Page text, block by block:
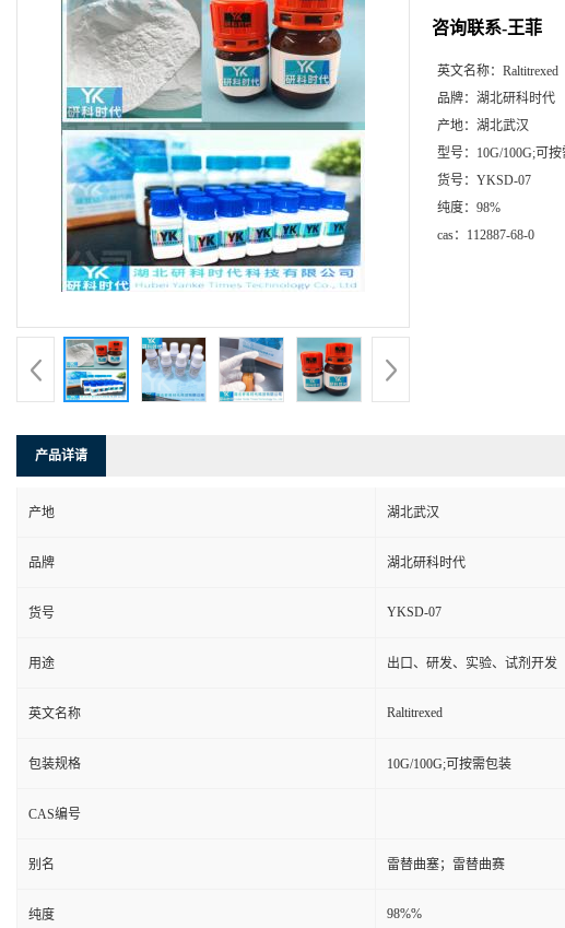
咨询联系-王菲
英文名称： Raltitrexed
品牌： 湖北研科时代
产地： 湖北武汉
型号： 10G/100G;可
货号： YKSD-07
纯度： 98%
cas： 112887-68-0
产品详请
产地 湖北武汉
品牌 湖北研科时代
货号 YKSD-07
用途 出口、研发、实验、试剂开发
英文名称 Raltitrexed
包装规格 10G/100G;可按需包装
CAS编号
别名 雷替曲塞；雷替曲赛
纯度 98%%